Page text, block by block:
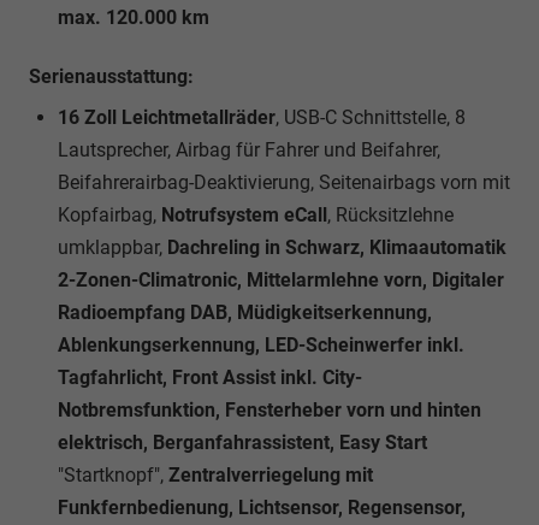
max. 120.000 km
Serienausstattung:
16 Zoll Leichtmetallräder, USB-C Schnittstelle, 8
Lautsprecher, Airbag für Fahrer und Beifahrer,
Beifahrerairbag-Deaktivierung, Seitenairbags vorn mit
Kopfairbag, Notrufsystem eCall, Rücksitzlehne
umklappbar, Dachreling in Schwarz, Klimaautomatik
2-Zonen-Climatronic, Mittelarmlehne vorn, Digitaler
Radioempfang DAB, Müdigkeitserkennung,
Ablenkungserkennung, LED-Scheinwerfer inkl.
Tagfahrlicht, Front Assist inkl. City-
Notbremsfunktion, Fensterheber vorn und hinten
elektrisch, Berganfahrassistent, Easy Start
"Startknopf", Zentralverriegelung mit
Funkfernbedienung, Lichtsensor, Regensensor,